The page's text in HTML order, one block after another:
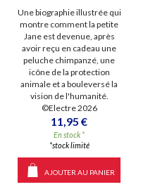
Une biographie illustrée qui
montre comment la petite
Jane est devenue, après
avoir reçu en cadeau une
peluche chimpanzé, une
icône de la protection
animale et a bouleversé la
vision de l'humanité.
©Electre 2026
11,95 €
En stock *
*stock limité
AJOUTER AU PANIER